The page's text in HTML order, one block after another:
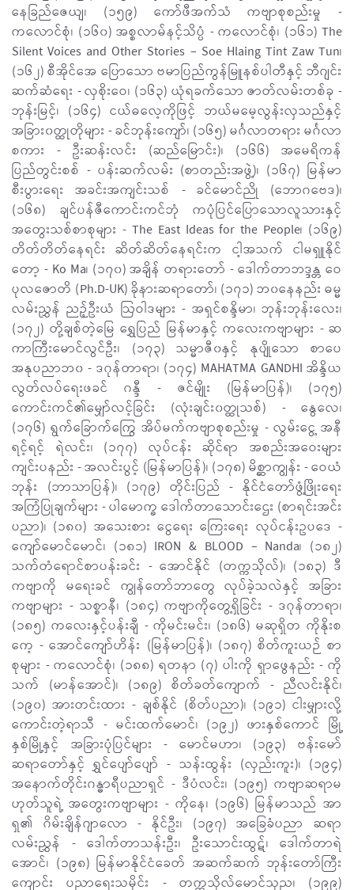
နေခြည်ဇေယျ၊ (၁၅၉) ကော်ဖီအက်သံ ကဗျာစုစည်းမှု -
ကလောင်စုံ၊ (၁၆၀) အစ္စလာမ်နင့်သိပ္ပံ - ကလောင်စုံ၊ (၁၆၁) The
Silent Voices and Other Stories – Soe Hlaing Tint Zaw Tun၊
(၁၆၂) စီအိုင်အေ ပြောသော ဗမာပြည်ကွန်မြူနစ်ပါတီနှင့် ဘီဂျင်း
ဆက်ဆံရေး - လှစိုးဝေ၊ (၁၆၃) ယုံရခက်သော ဇာတ်လမ်းတစ်ခု -
ဘုန်းမြင့်၊ (၁၆၄) ငယ်ဓလေ့ကို​ဖြင့် ဘယ်မမေ့လွန်းလှသည်နှင့်
အခြား၀တ္ထုတိုများ - ခင်ဘုန်းကျော်၊ (၁၆၅) မင်္ဂလာတရား မင်္ဂလာ
စကား - ဦးဆန်းလင်း (ဆည်မြောင်း)၊ (၁၆၆) အမေရိကန်
ပြည်တွင်းစစ် - ပန်းဆက်လမ်း (စာတည်းအဖွဲ့)၊ (၁၆၇) မြန်မာ
စီးပွားရေး အခင်းအကျင်းသစ် - ခင်မောင်ညို (ဘောဂဗေဒ)၊
(၁၆၈) ချင်ပန်ဇီကောင်းကင်ဘုံ ကပုံပြင်ပြောသောလူသားနှင့်
အတွေးသစ်စာစုများ - The East Ideas for the People၊ (၁၆၉)
တိတ်တိတ်နေရင်း ဆိတ်ဆိတ်နေရင်းက ငါ့အသက် ငါမရှူနိုင်
တော့ - Ko Ma၊ (၁၇၀) အချိန် တရားတော် - ဒေါက်တာဘဒ္ဒန္တ ဝေ
ပုလဇောတိ (Ph.D-UK) ခိုနားဆရာတော်၊ (၁၇၁) ဘ၀နေနည်း ဓမ္မ
လမ်းညွှန် ညဉ့်ဦးယံ ဩဝါဒများ - အရှင်စန္ဒိမာ၊ ဘုန်းဘုန်းလေး၊
(၁၇၂) တို့ချစ်တဲ့မြေ ရွှေပြည် မြန်မာနှင့် ကလေးကဗျာများ - ဆ
ကာကြီးမောင်လွင်ဦး၊ (၁၇၃) သမ္မာဇီ၀နှင့် နုပျိုသော စာပေ
အနုပညာဘ၀ - ဒဂုန်တာရာ၊ (၁၇၄) MAHATMA GANDHI အိန္ဒိယ
လွတ်လပ်ရေးဖခင် ဂန္ဒီ - ဇင်မျိုး (မြန်မာပြန်)၊ (၁၇၅)
ကောင်းကင်၏မျှော်လင့်ခြင်း (လုံးချင်း၀တ္ထုသစ်) - နွေလေ၊
(၁၇၆) ရွက်ခြောက်ကြွေ အိပ်မက်ကဗျာစုစည်းမှု - လွမ်းငွေ့ အနီ
ရင့်ရင့် ရဲလင်း၊ (၁၇၇) လုပ်ငန်း ဆိုင်ရာ အစည်းအဝေးများ
ကျင်းပနည်း - အလင်းပွင့် (မြန်မာပြန်)၊ (၁၇၈) မိစ္ဆာကျွန်း - ဝေယံ
ဘုန်း (ဘာသာပြန်)၊ (၁၇၉) တိုင်းပြည် - နိုင်ငံတော်ဖွံ့ဖြိုးရေး
အကြံပြုချက်များ - ပါမောက္ခ ဒေါက်တာသောင်းဌေး (စာရင်းအင်း
ပညာ)၊ (၁၈၀) အသေးစား ငွေရေး ကြေးရေး လုပ်ငန်းဥပဒေ -
ကျော်မောင်မောင်၊ (၁၈၁) IRON & BLOOD – Nanda၊ (၁၈၂)
သက်တံရောင်စာပန်းခင်း - အောင်နိုင် (တက္ကသိုလ်)၊ (၁၈၃) ဒီ
ကဗျာကို မရေးခင် ကျွန်တော်ဘာတွေ လုပ်ခဲ့သလဲနှင့် အခြား
ကဗျာများ - သစ္စာနီ၊ (၁၈၄) ကဗျာကိုတွေ့ရှိခြင်း - ဒဂုန်တာရာ၊
(၁၈၅) ကလေးနှင့်ပန်းချီ - ကိုမင်းမင်း၊ (၁၈၆) မဆုရှိတ ကိုနိုးစ
ကေ့ - အောင်ကျော်ဟိန်း (မြန်မာပြန်)၊ (၁၈၇) စိတ်ကူးယဉ် စာ
စုများ - ကလောင်စုံ၊ (၁၈၈) ရတနာ (၇) ပါးကို ရှာဖွေနည်း - ကို
သက် (မာန်အောင်)၊ (၁၈၉) စိတ်ခတ်ကျောက် - ညီလင်းနိုင်၊
(၁၉၀) အားတင်းထား - ချစ်နိုင် (စိတ်ပညာ)၊ (၁၉၁) ငါးမျှားလို့
ကောင်းတဲ့ရာသီ - မင်းထက်မောင်၊ (၁၉၂) ဖားနှစ်ကောင် မြို့
နှစ်မြို့နှင့် အခြားပုံပြင်များ - မောင်မဟာ၊ (၁၉၃) ဗန်းမော်
ဆရာတော်နှင့် ရွှင်ပျော်ပျော် - သန်းထွန်း (လှည်းကူး)၊ (၁၉၄)
အနောက်တိုင်းဂန္ဓာရီပညာရှင် - ဒီပံလင်း၊ (၁၉၅) ကဗျာဆရာမ
ဟုတ်သူရဲ့ အတွေးကဗျာများ - ကိုနေ၊ (၁၉၆) မြန်မာသည် အာ
ရှ၏ ဂိမ်းချိန်ဂျာလော - နိုင်ဦး၊ (၁၉၇) အခြေခံပညာ ဆရာ
လမ်းညွှန် - ဒေါက်တာသန်းဦး၊ ဦးသောင်းထွဋ်၊ ဒေါက်တာရဲ
အောင်၊ (၁၉၈) မြန်မာနိုင်ငံခေတ် အဆက်ဆက် ဘုန်းတော်ကြီး
ကျောင်း ပညာရေးသမိုင်း - တက္ကသိုလ်မောင်သုည၊ (၁၉၉)